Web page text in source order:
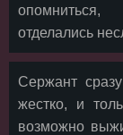
отделались
Сержант
жестко, и
возможно